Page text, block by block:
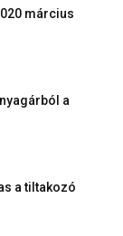
március
a
a tiltakozó